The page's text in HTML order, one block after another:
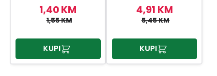
1,40 KM
1,55 KM
KUPI
4,91 KM
5,45 KM
KUPI